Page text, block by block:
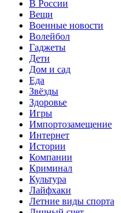
В России
Вещи
Военные новости
Волейбол
Гаджеты
Дети
Дом и сад
Еда
Звёзды
Здоровье
Игры
Импортозамещение
Интернет
Истории
Компании
Криминал
Культура
Лайфхаки
Летние виды спорта